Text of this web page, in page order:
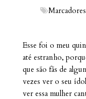
Esse foi o meu
até estranho,
que são fãs de
vezes ver o seu
ver essa mulher